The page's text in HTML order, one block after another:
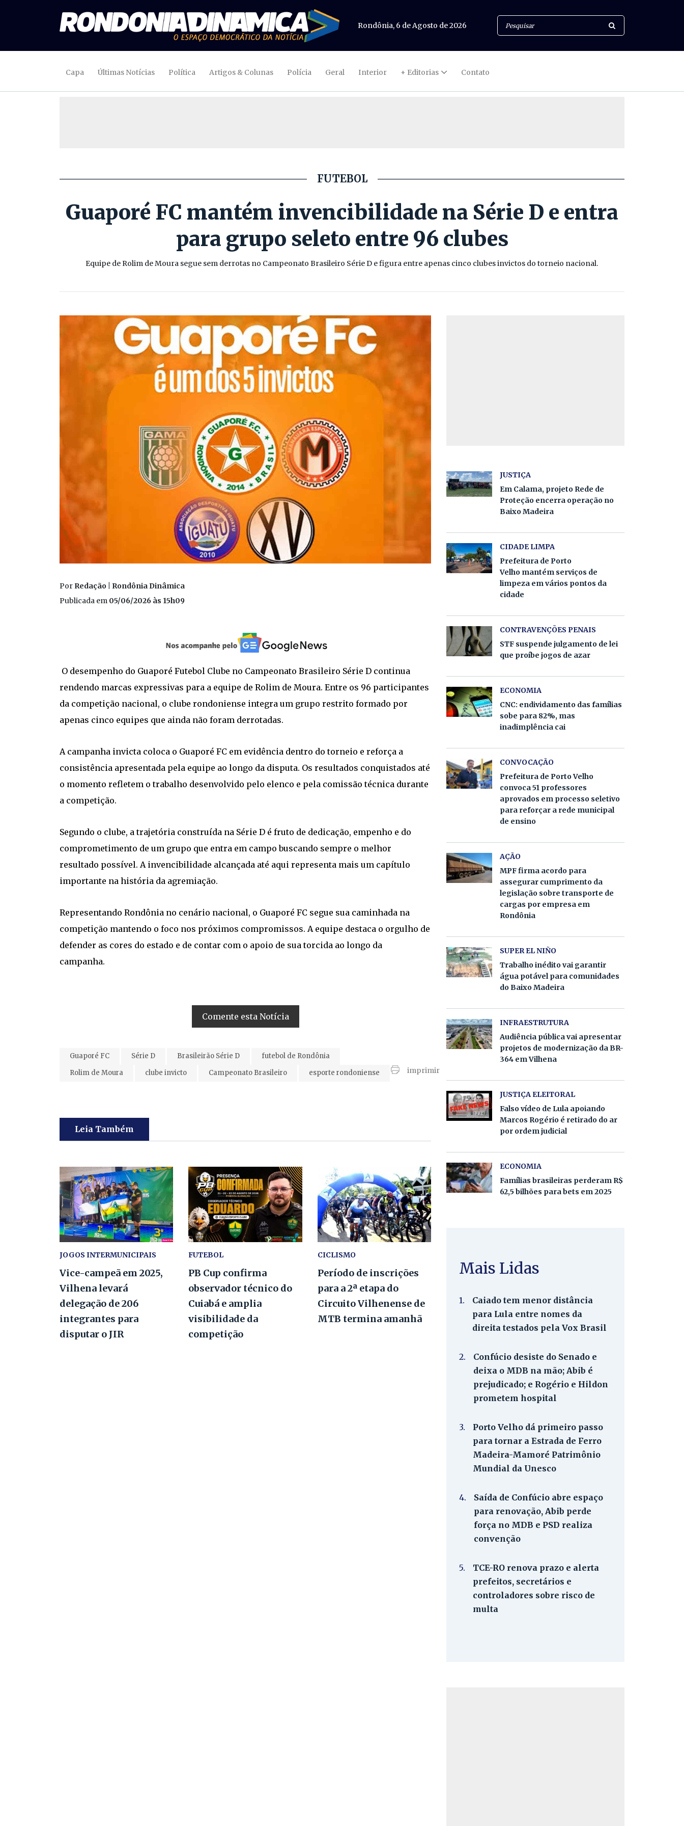
Rondônia, 6 de Agosto de 2026
Capa Últimas Notícias Política Artigos & Colunas Polícia Geral Interior + Editorias Contato
FUTEBOL
Guaporé FC mantém invencibilidade na Série D e entra
para grupo seleto entre 96 clubes
Equipe de Rolim de Moura segue sem derrotas no Campeonato Brasileiro Série D e figura entre apenas cinco clubes invictos do torneio nacional.
Por Redação | Rondônia Dinâmica
Publicada em 05/06/2026 às 15h09
O desempenho do Guaporé Futebol Clube no Campeonato Brasileiro Série D continua
rendendo marcas expressivas para a equipe de Rolim de Moura. Entre os 96 participantes
da competição nacional, o clube rondoniense integra um grupo restrito formado por
apenas cinco equipes que ainda não foram derrotadas.
A campanha invicta coloca o Guaporé FC em evidência dentro do torneio e reforça a
consistência apresentada pela equipe ao longo da disputa. Os resultados conquistados até
o momento refletem o trabalho desenvolvido pelo elenco e pela comissão técnica durante
a competição.
Segundo o clube, a trajetória construída na Série D é fruto de dedicação, empenho e do
comprometimento de um grupo que entra em campo buscando sempre o melhor
resultado possível. A invencibilidade alcançada até aqui representa mais um capítulo
importante na história da agremiação.
Representando Rondônia no cenário nacional, o Guaporé FC segue sua caminhada na
competição mantendo o foco nos próximos compromissos. A equipe destaca o orgulho de
defender as cores do estado e de contar com o apoio de sua torcida ao longo da
campanha.
Comente esta Notícia
Guaporé FC Série D Brasileirão Série D
futebol de Rondônia
Rolim de Moura
clube invicto Campeonato Brasileiro esporte rondoniense imprimir
Leia Também
JOGOS INTERMUNICIPAIS
Vice-campeã em 2025,
Vilhena levará
delegação de 206
integrantes para
disputar o JIR
FUTEBOL
PB Cup confirma
observador técnico do
Cuiabá e amplia
visibilidade da
competição
CICLISMO
Período de inscrições
para a 2ª etapa do
Circuito Vilhenense de
MTB termina amanhã
JUSTIÇA
Em Calama, projeto Rede de
Proteção encerra operação no
Baixo Madeira
CIDADE LIMPA
Prefeitura de Porto
Velho mantém serviços de
limpeza em vários pontos da
cidade
CONTRAVENÇÕES PENAIS
STF suspende julgamento de lei
que proíbe jogos de azar
ECONOMIA
CNC: endividamento das famílias
sobe para 82%, mas
inadimplência cai
CONVOCAÇÃO
Prefeitura de Porto Velho
convoca 51 professores
aprovados em processo seletivo
para reforçar a rede municipal
de ensino
AÇÃO
MPF firma acordo para
assegurar cumprimento da
legislação sobre transporte de
cargas por empresa em
Rondônia
SUPER EL NIÑO
Trabalho inédito vai garantir
água potável para comunidades
do Baixo Madeira
INFRAESTRUTURA
Audiência pública vai apresentar
projetos de modernização da BR-
364 em Vilhena
JUSTIÇA ELEITORAL
Falso vídeo de Lula apoiando
Marcos Rogério é retirado do ar
por ordem judicial
ECONOMIA
Famílias brasileiras perderam R$
62,5 bilhões para bets em 2025
Mais Lidas
1.
Caiado tem menor distância
para Lula entre nomes da
direita testados pela Vox Brasil
2.
Confúcio desiste do Senado e
deixa o MDB na mão; Abib é
prejudicado; e Rogério e Hildon
prometem hospital
3.
Porto Velho dá primeiro passo
para tornar a Estrada de Ferro
Madeira-Mamoré Patrimônio
Mundial da Unesco
4.
Saída de Confúcio abre espaço
para renovação, Abib perde
força no MDB e PSD realiza
convenção
5.
TCE-RO renova prazo e alerta
prefeitos, secretários e
controladores sobre risco de
multa